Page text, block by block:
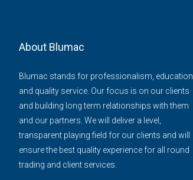
About Blumac
Blumac stands for professionalism, education
and quality service. Our focus is on our clients
and building long term relationships with them
and our partners. We will deliver a level,
transparent playing field for our clients and will
ensure the best quality experience for all round
trading and client services.